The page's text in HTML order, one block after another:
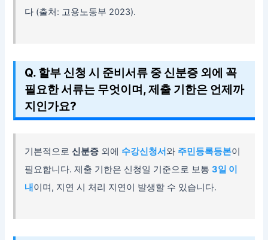
다 (출처: 고용노동부 2023).
Q. 할부 신청 시 준비서류 중 신분증 외에 꼭
필요한 서류는 무엇이며, 제출 기한은 언제까
지인가요?
기본적으로신분증 외에 수강신청서와 주민등록등본이
필요합니다. 제출 기한은 신청일 기준으로 보통3일 이
내이며, 지연 시 처리 지연이 발생할 수 있습니다.